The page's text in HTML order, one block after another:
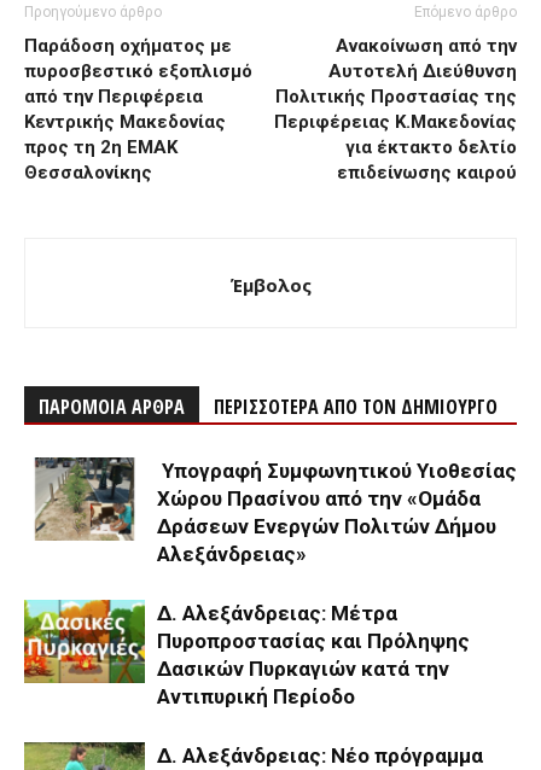
Προηγούμενο άρθρο
Παράδοση οχήματος με
πυροσβεστικό εξοπλισμό
από την Περιφέρεια
Κεντρικής Μακεδονίας
προς τη 2η ΕΜΑΚ
Θεσσαλονίκης
Επόμενο άρθρο
Ανακοίνωση από την
Αυτοτελή Διεύθυνση
Πολιτικής Προστασίας της
Περιφέρειας Κ.Μακεδονίας
για έκτακτο δελτίο
επιδείνωσης καιρού
Έμβολος
ΠΑΡΟΜΟΙΑ ΑΡΘΡΑ ΠΕΡΙΣΣΟΤΕΡΑ ΑΠΟ ΤΟΝ ΔΗΜΙΟΥΡΓΟ
Υπογραφή Συμφωνητικού Υιοθεσίας
Χώρου Πρασίνου από την «Ομάδα
Δράσεων Ενεργών Πολιτών Δήμου
Αλεξάνδρειας»
Δ. Αλεξάνδρειας: Μέτρα
Πυροπροστασίας και Πρόληψης
Δασικών Πυρκαγιών κατά την
Αντιπυρική Περίοδο
Δ. Αλεξάνδρειας: Νέο πρόγραμμα